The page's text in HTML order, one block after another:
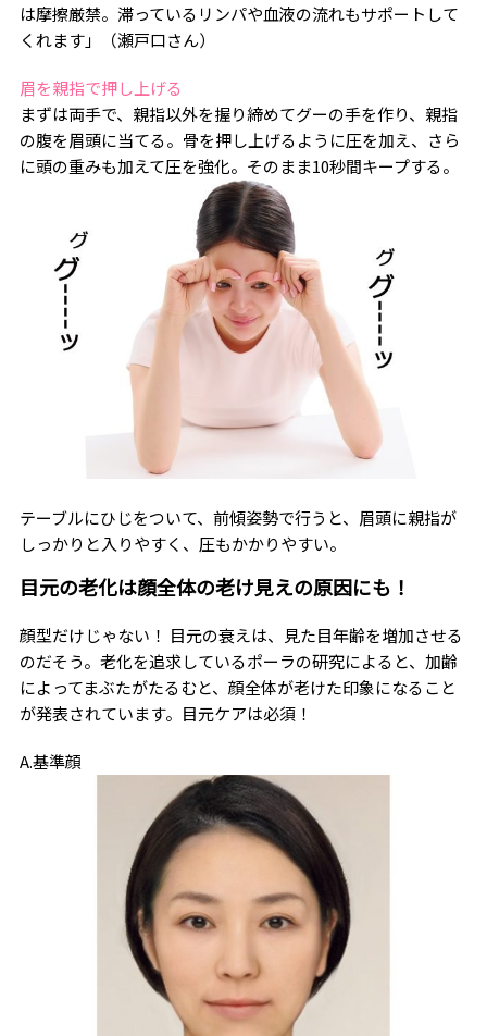
は摩擦厳禁。滞っているリンパや血液の流れもサポートして
くれます」（瀬戸口さん）
眉を親指で押し上げる
まずは両手で、親指以外を握り締めてグーの手を作り、親指
の腹を眉頭に当てる。骨を押し上げるように圧を加え、さら
に頭の重みも加えて圧を強化。そのまま10秒間キープする。
テーブルにひじをついて、前傾姿勢で行うと、眉頭に親指が
しっかりと入りやすく、圧もかかりやすい。
目元の老化は顔全体の老け見えの原因にも！
顔型だけじゃない！ 目元の衰えは、見た目年齢を増加させる
のだそう。老化を追求しているポーラの研究によると、加齢
によってまぶたがたるむと、顔全体が老けた印象になること
が発表されています。目元ケアは必須！
A.基準顔